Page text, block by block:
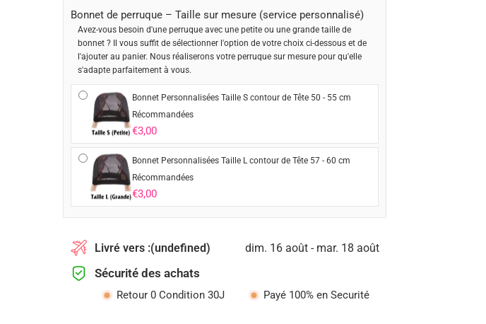
Bonnet de perruque – Taille sur mesure (service personnalisé)
Avez-vous besoin d'une perruque avec une petite ou une grande taille de
bonnet ? Il vous suffit de sélectionner l'option de votre choix ci-dessous et de
l'ajouter au panier. Nous réaliserons votre perruque sur mesure pour qu'elle
s'adapte parfaitement à vous.
Bonnet Personnalisées Taille S contour de Tête 50 - 55 cm
Récommandées
€3,00
Bonnet Personnalisées Taille L contour de Tête 57 - 60 cm
Récommandées
€3,00
Livré vers :(undefined) dim. 16 août - mar. 18 août
Sécurité des achats
Retour 0 Condition 30J Payé 100% en Securité